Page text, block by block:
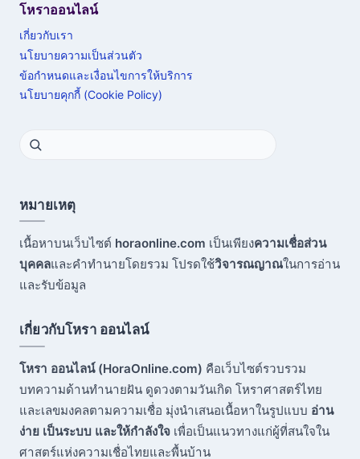
โหราออนไลน์
เกี่ยวกับเรา
นโยบายความเป็นส่วนตัว
ข้อกำหนดและเงื่อนไขการให้บริการ
นโยบายคุกกี้ (Cookie Policy)
หมายเหตุ
เนื้อหาบนเว็บไซต์ horaonline.com เป็นเพียงความเชื่อส่วน
บุคคลและคำทำนายโดยรวม โปรดใช้วิจารณญาณในการอ่าน
และรับข้อมูล
เกี่ยวกับโหรา ออนไลน์
โหรา ออนไลน์ (HoraOnline.com) คือเว็บไซต์รวบรวม
บทความด้านทำนายฝัน ดูดวงตามวันเกิด โหราศาสตร์ไทย
และเลขมงคลตามความเชื่อ มุ่งนำเสนอเนื้อหาในรูปแบบ อ่าน
ง่าย เป็นระบบ และให้กำลังใจ เพื่อเป็นแนวทางแก่ผู้ที่สนใจใน
ศาสตร์แห่งความเชื่อไทยและพื้นบ้าน